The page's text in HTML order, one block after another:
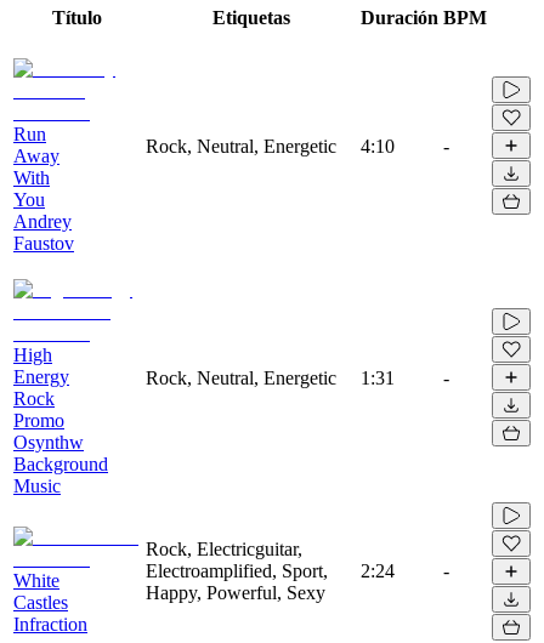
Título Etiquetas Duración BPM
Run
Away
With
You
Andrey
Faustov
Rock, Neutral, Energetic 4:10 -
High
Energy
Rock
Promo
Osynthw
Background
Music
Rock, Neutral, Energetic 1:31 -
White
Castles
Infraction
Rock, Electricguitar,
Electroamplified, Sport,
Happy, Powerful, Sexy
2:24 -